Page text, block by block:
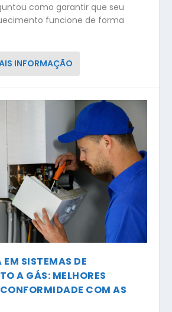
como garantir que seu
funcione de forma
INFORMAÇÃO
SISTEMAS DE
A GÁS: MELHORES
COM AS